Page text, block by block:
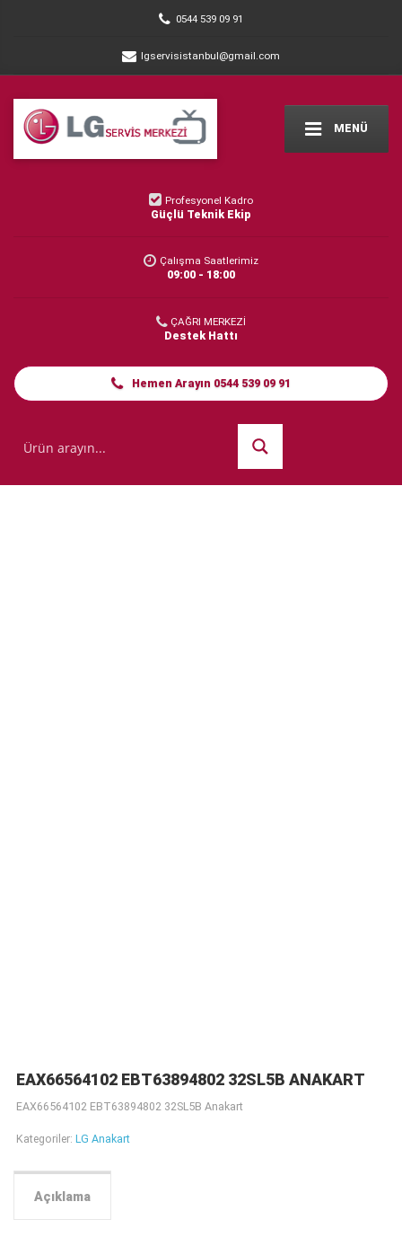
0544 539 09 91
lgservisistanbul@gmail.com
MENÜ
Profesyonel Kadro
Güçlü Teknik Ekip
Çalışma Saatlerimiz
09:00 - 18:00
ÇAĞRI MERKEZİ
Destek Hattı
Hemen Arayın 0544 539 09 91
EAX66564102 EBT63894802 32SL5B ANAKART
EAX66564102 EBT63894802 32SL5B Anakart
Kategoriler: LG Anakart
Açıklama